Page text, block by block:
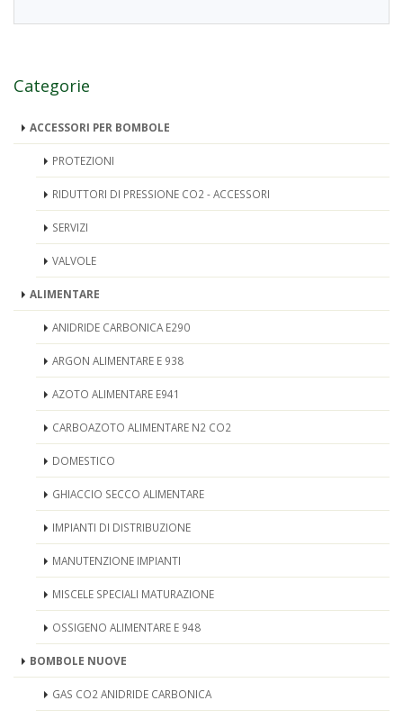
Categorie
ACCESSORI PER BOMBOLE
PROTEZIONI
RIDUTTORI DI PRESSIONE CO2 - ACCESSORI
SERVIZI
VALVOLE
ALIMENTARE
ANIDRIDE CARBONICA E290
ARGON ALIMENTARE E 938
AZOTO ALIMENTARE E941
CARBOAZOTO ALIMENTARE N2 CO2
DOMESTICO
GHIACCIO SECCO ALIMENTARE
IMPIANTI DI DISTRIBUZIONE
MANUTENZIONE IMPIANTI
MISCELE SPECIALI MATURAZIONE
OSSIGENO ALIMENTARE E 948
BOMBOLE NUOVE
GAS CO2 ANIDRIDE CARBONICA